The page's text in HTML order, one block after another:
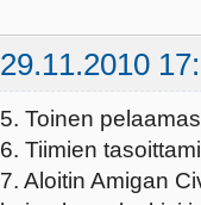
29.11.2010
5. Toinen
6. Tiimien
7. Aloitin Amigan